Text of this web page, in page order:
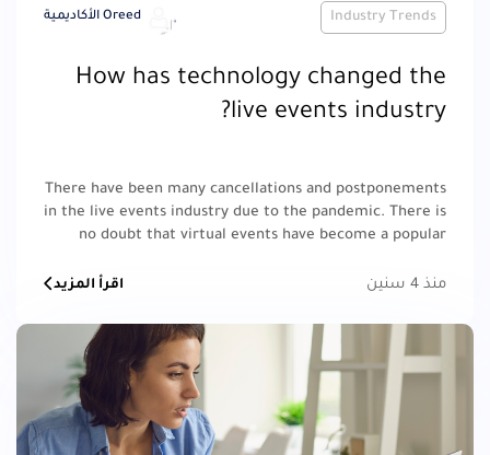
Industry Trends Oreed الأكاديمية
How has technology changed the
live events industry?
There have been many cancellations and postponements
in the live events industry due to the pandemic. There is
no doubt that virtual events have become a popular
audience while being flexible and safe.
منذ 4 سنين اقرأ المزيد